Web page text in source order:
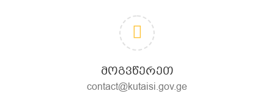
ᲛᲝᲒᲕᲬᲔᲠᲔᲗ
contact@kutaisi.gov.ge